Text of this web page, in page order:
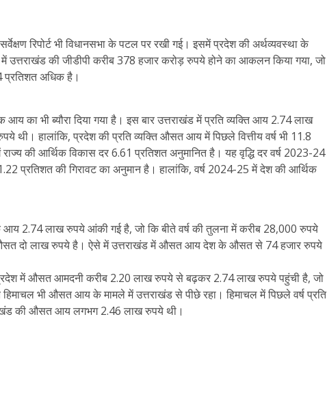
रिपोर्ट भी विधानसभा के पटल पर रखी गई। इसमें प्रदेश की अर्थव्यवस्था के
में उत्तराखंड की जीडीपी करीब 378 हजार करोड़ रुपये होने का आकलन किया गया, जो
प्रतिशत अधिक है।
आय का भी ब्यौरा दिया गया है। इस बार उत्तराखंड में प्रति व्यक्ति आय 2.74 लाख
थी। हालांकि, प्रदेश की प्रति व्यक्ति औसत आय में पिछले वित्तीय वर्ष भी 11.8
की आर्थिक विकास दर 6.61 प्रतिशत अनुमानित है। यह वृद्धि दर वर्ष 2023-24
प्रतिशत की गिरावट का अनुमान है। हालांकि, वर्ष 2024-25 में देश की आर्थिक
आय 2.74 लाख रुपये आंकी गई है, जो कि बीते वर्ष की तुलना में करीब 28,000 रुपये
औसत दो लाख रुपये है। ऐसे में उत्तराखंड में औसत आय देश के औसत से 74 हजार रुपये
में औसत आमदनी करीब 2.20 लाख रुपये से बढ़कर 2.74 लाख रुपये पहुंची है, जो
भी औसत आय के मामले में उत्तराखंड से पीछे रहा। हिमाचल में पिछले वर्ष प्रति
की औसत आय लगभग 2.46 लाख रुपये थी।